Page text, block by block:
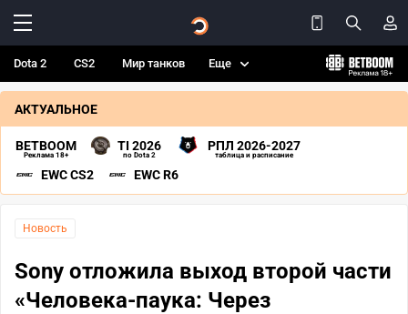
Dota 2 CS2 Мир танков Еще
АКТУАЛЬНОЕ
BETBOOM
Реклама 18+
TI 2026
по Dota 2
РПЛ 2026-2027
таблица и расписание
EWC CS2 EWC R6
Новость
Sony отложила выход второй части
«Человека-паука: Через